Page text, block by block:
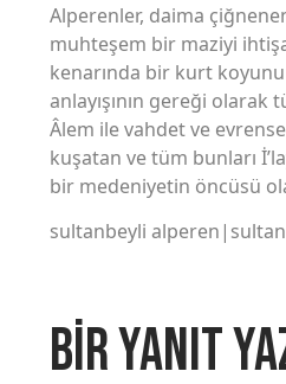
Alperenler, daima
muhteşem bir maziyi
kenarında bir kurt
anlayışının gereği olarak
Âlem ile vahdet ve
kuşatan ve tüm bunları
bir medeniyetin öncüsü
sultanbeyli
Bir yanıt